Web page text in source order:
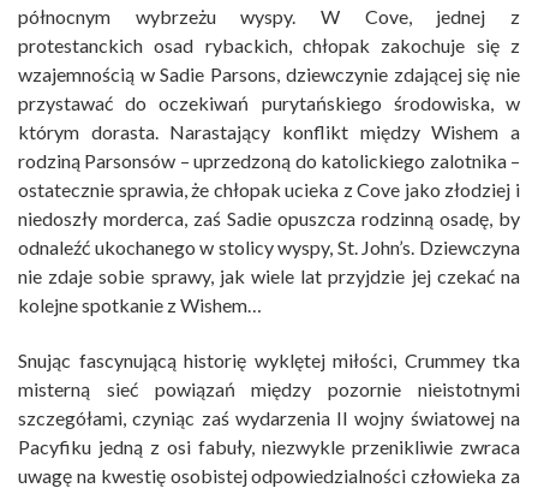
północnym wybrzeżu wyspy. W Cove, jednej z
protestanckich osad rybackich, chłopak zakochuje się z
wzajemnością w Sadie Parsons, dziewczynie zdającej się nie
przystawać do oczekiwań purytańskiego środowiska, w
którym dorasta. Narastający konflikt między Wishem a
rodziną Parsonsów – uprzedzoną do katolickiego zalotnika –
ostatecznie sprawia, że chłopak ucieka z Cove jako złodziej i
niedoszły morderca, zaś Sadie opuszcza rodzinną osadę, by
odnaleźć ukochanego w stolicy wyspy, St. John’s. Dziewczyna
nie zdaje sobie sprawy, jak wiele lat przyjdzie jej czekać na
kolejne spotkanie z Wishem…
Snując fascynującą historię wyklętej miłości, Crummey tka
misterną sieć powiązań między pozornie nieistotnymi
szczegółami, czyniąc zaś wydarzenia II wojny światowej na
Pacyfiku jedną z osi fabuły, niezwykle przenikliwie zwraca
uwagę na kwestię osobistej odpowiedzialności człowieka za